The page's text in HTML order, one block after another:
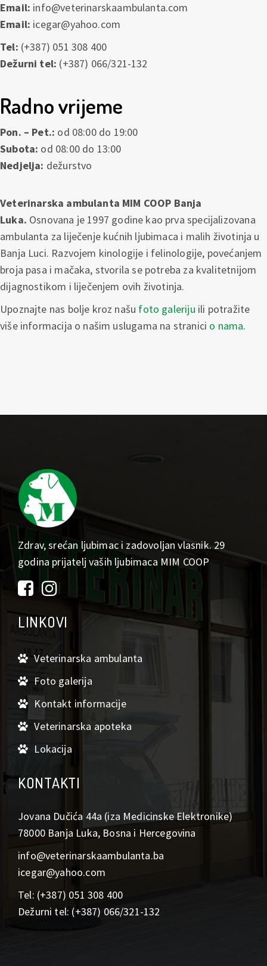
Email: info@veterinarskaambulanta.com
Email: icegar@yahoo.com
Tel: (+387) 051 308 400
Dežurni tel: (+387) 066/321-132
Radno vrijeme
Pon. – Pet.: od 08:00 do 19:00
Subota: od 08:00 do 13:00
Nedjelja: dežurstvo
Veterinarska ambulanta MIM COOP Banja
Luka. Osnovana je 1997 godine kao prva specijalizovana
ambulanta za liječenje kućnih ljubimaca i malih životinja u
Banja Luci. Razvojem kinologije i felinologije, povećanjem
broja pasa i mačaka, stvorila se potreba za kvalitetnijom
dijagnostikom i liječenjem ovih životinja.
Upoznajte nas bolje kroz našu foto galeriju ili potražite
više informacija o našim uslugama na stranici o nama.
Zdrav, srećan ljubimac i zadovoljan vlasnik. 29
godina prijatelj vaših ljubimaca MIM COOP
LINKOVI
Veterinarska ambulanta
Foto galerija
Kontakt informacije
Veterinarska apoteka
Lokacija
KONTAKTI
Jovana Dučića 44a (iza Medicinske Elektronike)
78000 Banja Luka, Bosna i Hercegovina
info@veterinarskaambulanta.ba
icegar@yahoo.com
Tel: (+387) 051 308 400
Dežurni tel: (+387) 066/321-132